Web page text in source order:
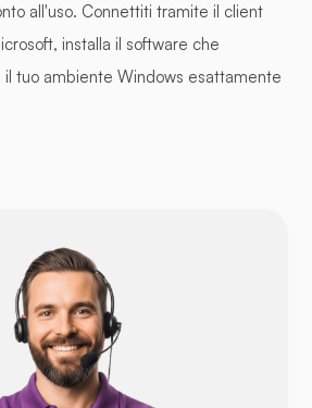
all'uso. Connettiti tramite il client
installa il software che
il tuo ambiente Windows esattamente